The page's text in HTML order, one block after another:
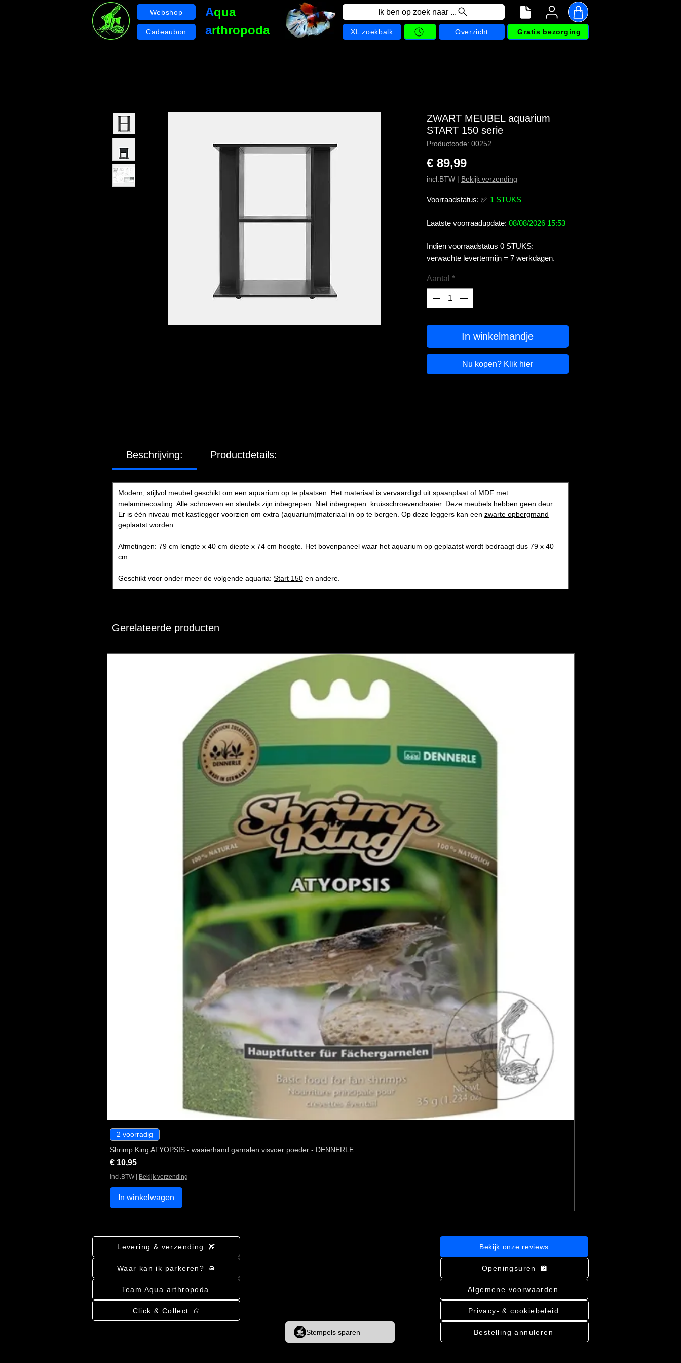
Webshop
Cadeaubon
Aqua
arthropoda
Ik ben op zoek naar ...
XL zoekbalk Overzicht Gratis bezorging
ZWART MEUBEL aquarium
START 150 serie
Productcode: 00252
€ 89,99Prijs
incl.BTW | Bekijk verzending
Voorraadstatus: ✅ 1 STUKS
Laatste voorraadupdate: 08/08/2026 15:53
Indien voorraadstatus 0 STUKS:
verwachte levertermijn = 7 werkdagen.
Aantal *
In winkelmandje
Nu kopen? Klik hier
Beschrijving: Productdetails:
Modern, stijlvol meubel geschikt om een aquarium op te plaatsen. Het materiaal is vervaardigd uit spaanplaat of MDF met
melaminecoating. Alle schroeven en sleutels zijn inbegrepen. Niet inbegrepen: kruisschroevendraaier. Deze meubels hebben geen deur.
Er is één niveau met kastlegger voorzien om extra (aquarium)materiaal in op te bergen. Op deze leggers kan een zwarte opbergmand
geplaatst worden.
Afmetingen: 79 cm lengte x 40 cm diepte x 74 cm hoogte. Het bovenpaneel waar het aquarium op geplaatst wordt bedraagt dus 79 x 40
cm.
Geschikt voor onder meer de volgende aquaria: Start 150 en andere.
Gerelateerde producten
2 voorradig
Shrimp King ATYOPSIS - waaierhand garnalen visvoer poeder - DENNERLE
Prijs
€ 10,95
incl.BTW Bekijk verzending
In winkelwagen
Levering & verzending Bekijk onze reviews
Waar kan ik parkeren? Openingsuren
Team Aqua arthropoda Algemene voorwaarden
Click & Collect
Stempels sparen
Privacy- & cookiebeleid
Bestelling annuleren